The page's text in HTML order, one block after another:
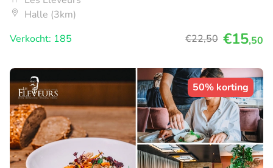
Halle (3km)
Verkocht: 185
€22,50 €15,50
50% korting